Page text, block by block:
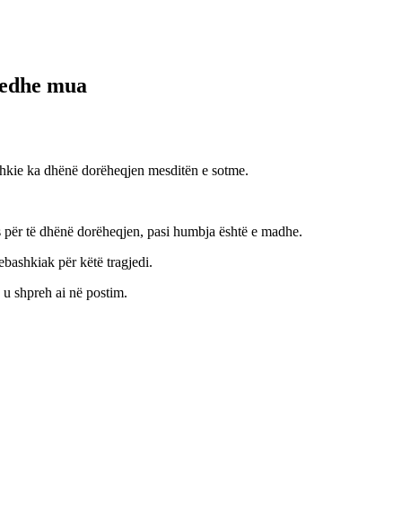
mua
ka dhënë dorëheqjen mesditën e sotme.
të dhënë dorëheqjen, pasi humbja është e madhe.
për këtë tragjedi.
shpreh ai në postim.